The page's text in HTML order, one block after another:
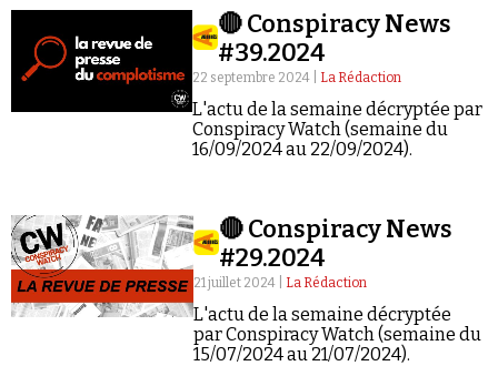
🔴 Conspiracy News
#39.2024
22 septembre 2024 | La Rédaction
L'actu de la semaine décryptée par
Conspiracy Watch (semaine du
16/09/2024 au 22/09/2024).
🔴 Conspiracy News
#29.2024
21 juillet 2024 | La Rédaction
L'actu de la semaine décryptée
par Conspiracy Watch (semaine du
15/07/2024 au 21/07/2024).